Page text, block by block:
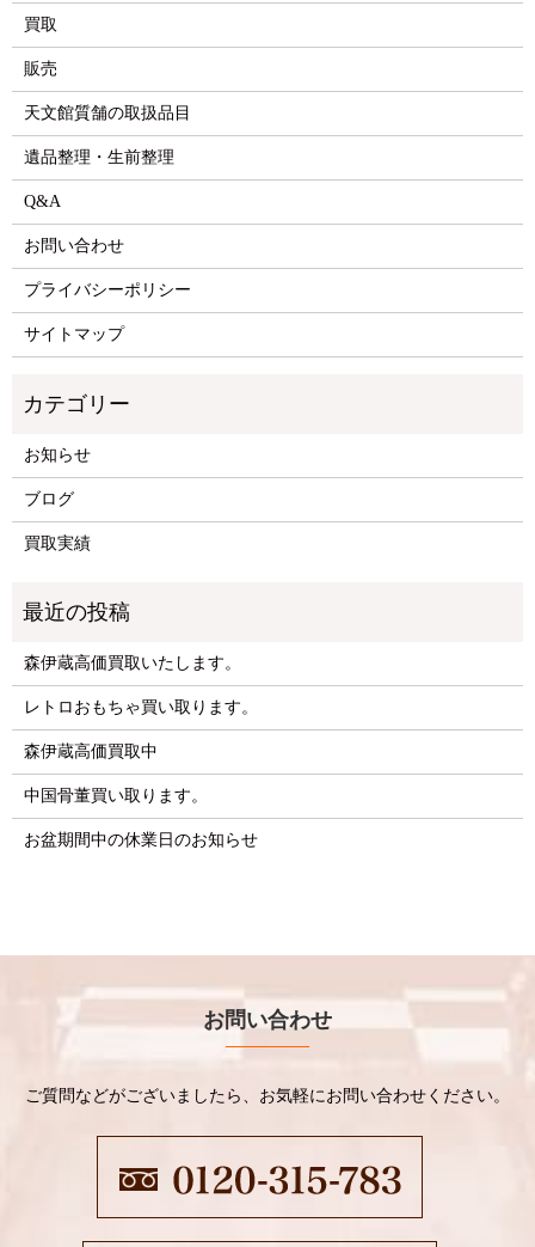
買取
販売
天文館質舗の取扱品目
遺品整理・生前整理
Q&A
お問い合わせ
プライバシーポリシー
サイトマップ
お知らせ
ブログ
買取実績
森伊蔵高価買取いたします。
レトロおもちゃ買い取ります。
森伊蔵高価買取中
中国骨董買い取ります。
お盆期間中の休業日のお知らせ
お問い合わせ
ご質問などがございましたら、お気軽にお問い合わせください。